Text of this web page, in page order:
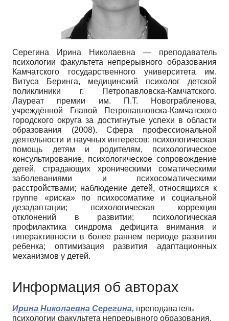
Серегина Ирина Николаевна — преподаватель
психологии факультета непрерывного образования
Камчатского государственного университета им.
Витуса Беринга, медицинский психолог детской
поликлиники г. Петропавловска-Камчатского.
Лауреат премии им. П.Т. Новограбленова,
учреждённой Главой Петропавловска-Камчатского
городского округа за достигнутые успехи в области
образования (2008). Сфера профессиональной
деятельности и научных интересов: психологическая
помощь детям и родителям, психологическое
консультирование, психологическое сопровождение
детей, страдающих хроническими соматическими
заболеваниями и психосоматическими
расстройствами; наблюдение детей, относящихся к
группе «риска» по психосоматике и социальной
дезадаптации; психологическая коррекция
отклонений в развитии; психологическая
профилактика синдрома дефицита внимания и
гиперактивности в более раннем периоде развития
ребенка; оптимизация развития адаптационных
механизмов у детей.
Информация об авторах
Ирина Николаевна Серегина, преподаватель
психологии факультета непрерывного образования,